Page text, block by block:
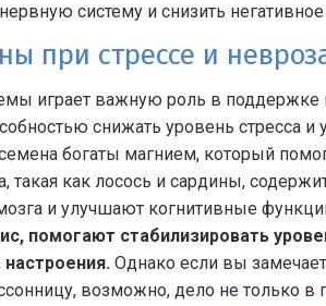
систему и снизить негативное
при стрессе и
играет важную роль в поддержке
снижать уровень стресса и
богаты магнием, который
такая как лосось и сардины,
и улучшают когнитивные
помогают стабилизировать
Однако если вы
возможно, дело не только в